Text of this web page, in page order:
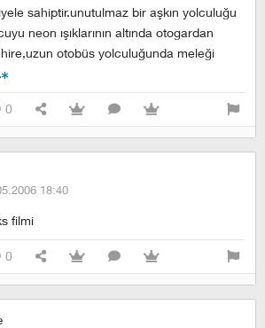
sahiptir.unutulmaz bir aşkın yolculuğu
neon ışıklarının altında otogardan
otobüs yolculuğunda meleği
0
18:40
filmi
0